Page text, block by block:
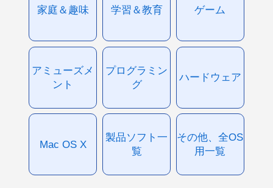
家庭＆趣味 学習＆教育 ゲーム
アミューズメ
ント
プログラミン
グ
ハードウェア
Mac OS X
製品ソフト一
覧
その他、全OS
用一覧